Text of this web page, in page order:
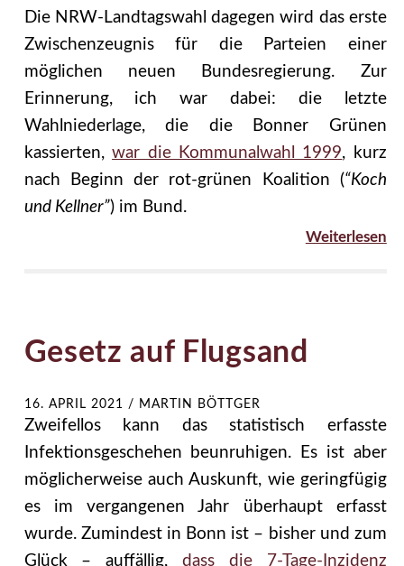
Die NRW-Landtagswahl dagegen wird das erste
Zwischenzeugnis für die Parteien einer
möglichen neuen Bundesregierung. Zur
Erinnerung, ich war dabei: die letzte
Wahlniederlage, die die Bonner Grünen
kassierten,war die Kommunalwahl 1999, kurz
nach Beginn der rot-grünen Koalition (“Koch
und Kellner”) im Bund.
Weiterlesen
Gesetz auf Flugsand
16. APRIL 2021 / MARTIN BÖTTGER
Zweifellos kann das statistisch erfasste
Infektionsgeschehen beunruhigen. Es ist aber
möglicherweise auch Auskunft, wie geringfügig
es im vergangenen Jahr überhaupt erfasst
wurde. Zumindest in Bonn ist – bisher und zum
Glück – auffällig,dass die 7-Tage-Inzidenz